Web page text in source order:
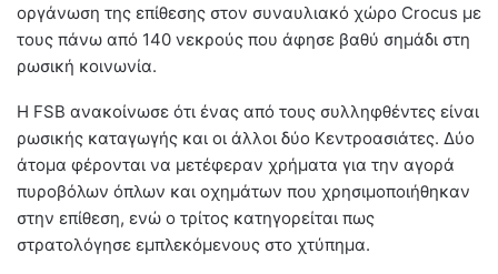
οργάνωση της επίθεσης στον συναυλιακό χώρο Crocus με
τους πάνω από 140 νεκρούς που άφησε βαθύ σημάδι στη
ρωσική κοινωνία.
Η FSB ανακοίνωσε ότι ένας από τους συλληφθέντες είναι
ρωσικής καταγωγής και οι άλλοι δύο Κεντροασιάτες. Δύο
άτομα φέρονται να μετέφεραν χρήματα για την αγορά
πυροβόλων όπλων και οχημάτων που χρησιμοποιήθηκαν
στην επίθεση, ενώ ο τρίτος κατηγορείται πως
στρατολόγησε εμπλεκόμενους στο χτύπημα.